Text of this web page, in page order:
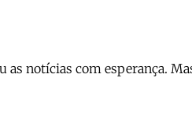
notícias com esperança.